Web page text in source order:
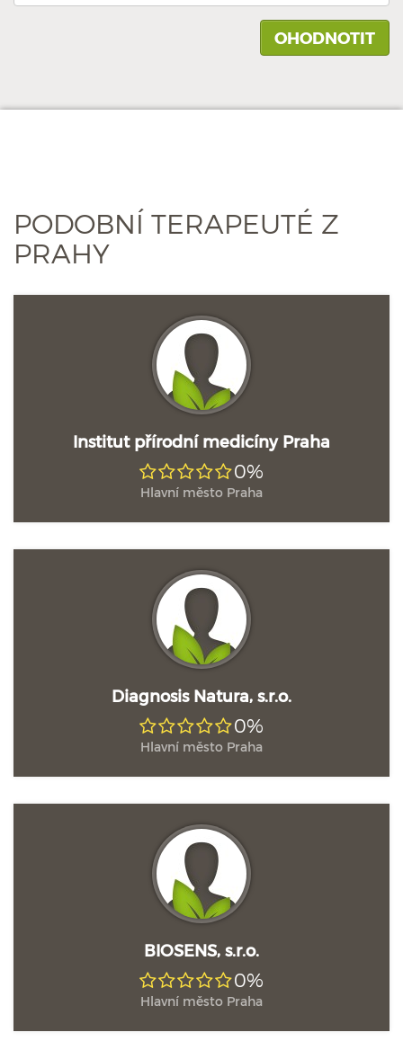
PODOBNÍ TERAPEUTÉ Z
PRAHY
Institut přírodní medicíny Praha
0%
Hlavní město Praha
Diagnosis Natura, s.r.o.
0%
Hlavní město Praha
BIOSENS, s.r.o.
0%
Hlavní město Praha